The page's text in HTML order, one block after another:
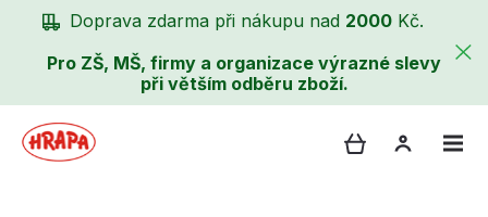
Doprava zdarma při nákupu nad 2000 Kč.
Pro ZŠ, MŠ, firmy a organizace výrazné slevy
při větším odběru zboží.